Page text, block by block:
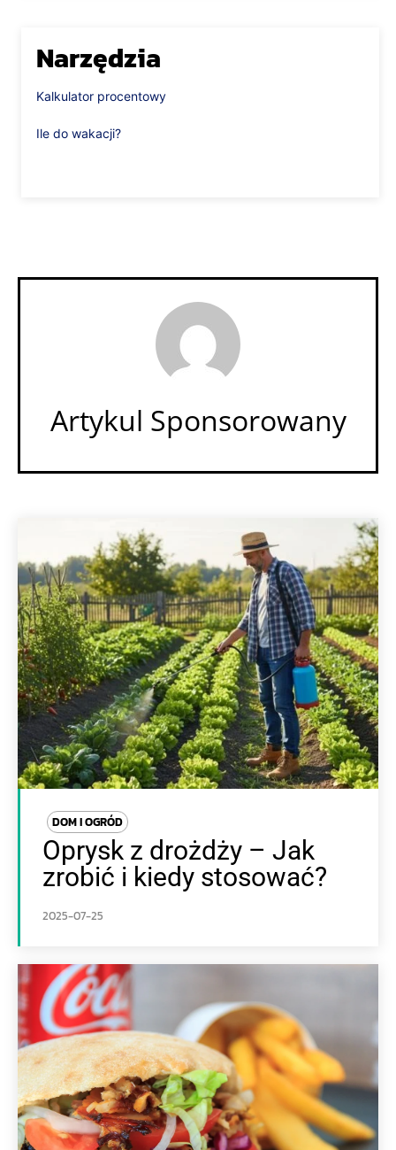
Narzędzia
Kalkulator procentowy
Ile do wakacji?
Artykul Sponsorowany
DOM I OGRÓD
Oprysk z drożdży – Jak
zrobić i kiedy stosować?
2025-07-25